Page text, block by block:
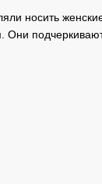
носить
Они